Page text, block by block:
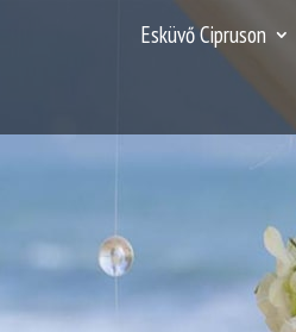
Esküvő Cipruson